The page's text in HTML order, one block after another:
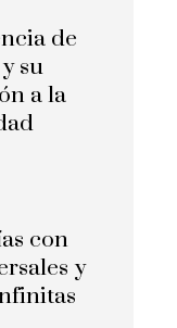
de
su
a la
con
y